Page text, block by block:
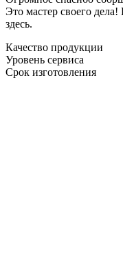
Это мастер своего дела!
здесь.
Качество продукции
Уровень сервиса
Срок изготовления